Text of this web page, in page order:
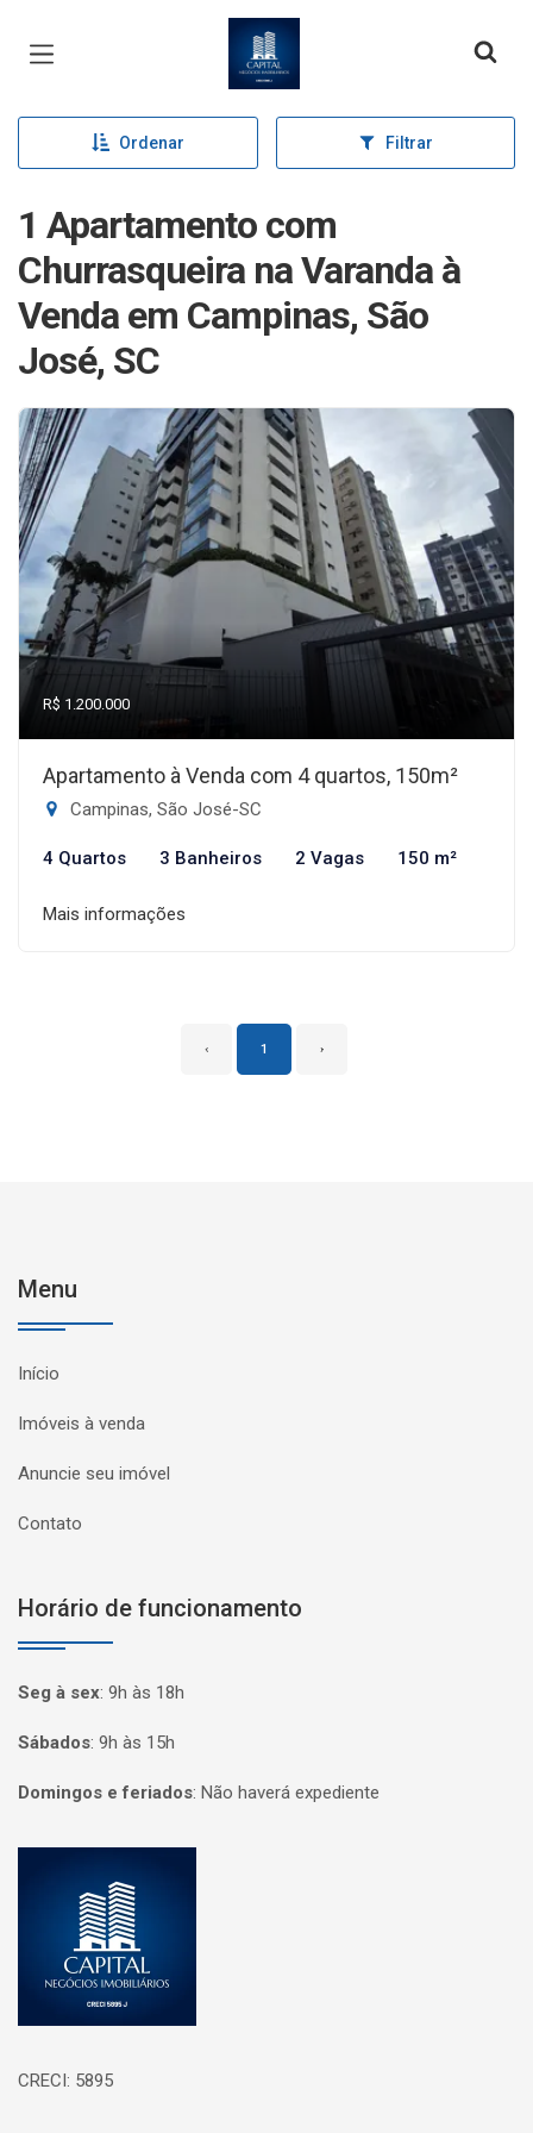
Página inicial
Ordenar Filtrar
1 Apartamento com
Churrasqueira na Varanda à
Venda em Campinas, São
José, SC
R$ 1.200.000
Apartamento à Venda com 4 quartos, 150m²
Campinas, São José-SC
4 Quartos 3 Banheiros 2 Vagas 150 m²
Mais informações
‹ 1 ›
Menu
Início
Imóveis à venda
Anuncie seu imóvel
Contato
Horário de funcionamento
Seg à sex: 9h às 18h
Sábados: 9h às 15h
Domingos e feriados: Não haverá expediente
CRECI: 5895